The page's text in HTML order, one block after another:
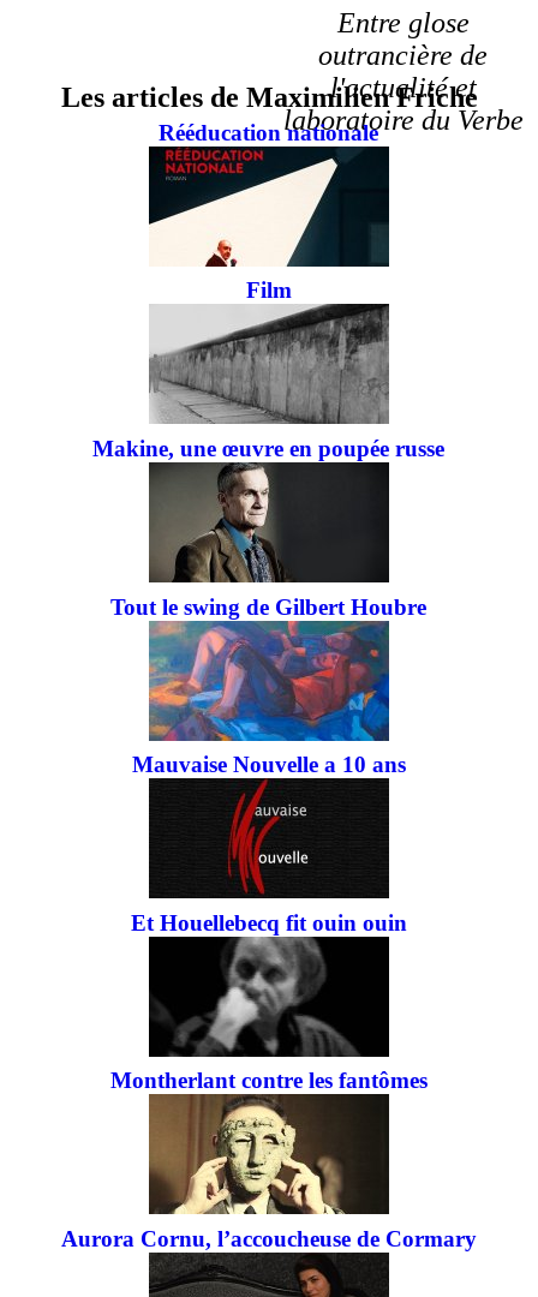
Entre glose
outrancière de
l'actualité et
laboratoire du Verbe
Les articles de Maximilien Friche
Rééducation nationale
Film
Makine, une œuvre en poupée russe
Tout le swing de Gilbert Houbre
Mauvaise Nouvelle a 10 ans
Et Houellebecq fit ouin ouin
Montherlant contre les fantômes
Aurora Cornu, l’accoucheuse de Cormary